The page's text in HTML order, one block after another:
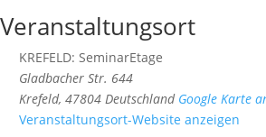
Veranstaltungsort
KREFELD: SeminarEtage
Gladbacher Str. 644
Krefeld, 47804 Deutschland Google Karte
Veranstaltungsort-Website anzeigen